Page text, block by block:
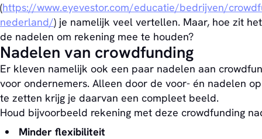
(https://www.eyevestor.com/educatie/bedrijven/
nederland/) je namelijk veel vertellen. Maar, hoe zit
de nadelen om rekening mee te houden?
Nadelen van crowdfunding
Er kleven namelijk ook een paar nadelen aan
voor ondernemers. Alleen door de voor- én nadelen
te zetten krijg je daarvan een compleet beeld.
Houd bijvoorbeeld rekening met deze crowdfunding
Minder flexibiliteit